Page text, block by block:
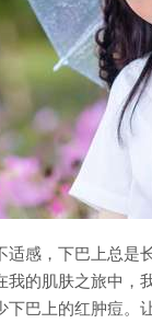
适感，下巴上总是
我的肌肤之旅中，
下巴上的红肿痘。